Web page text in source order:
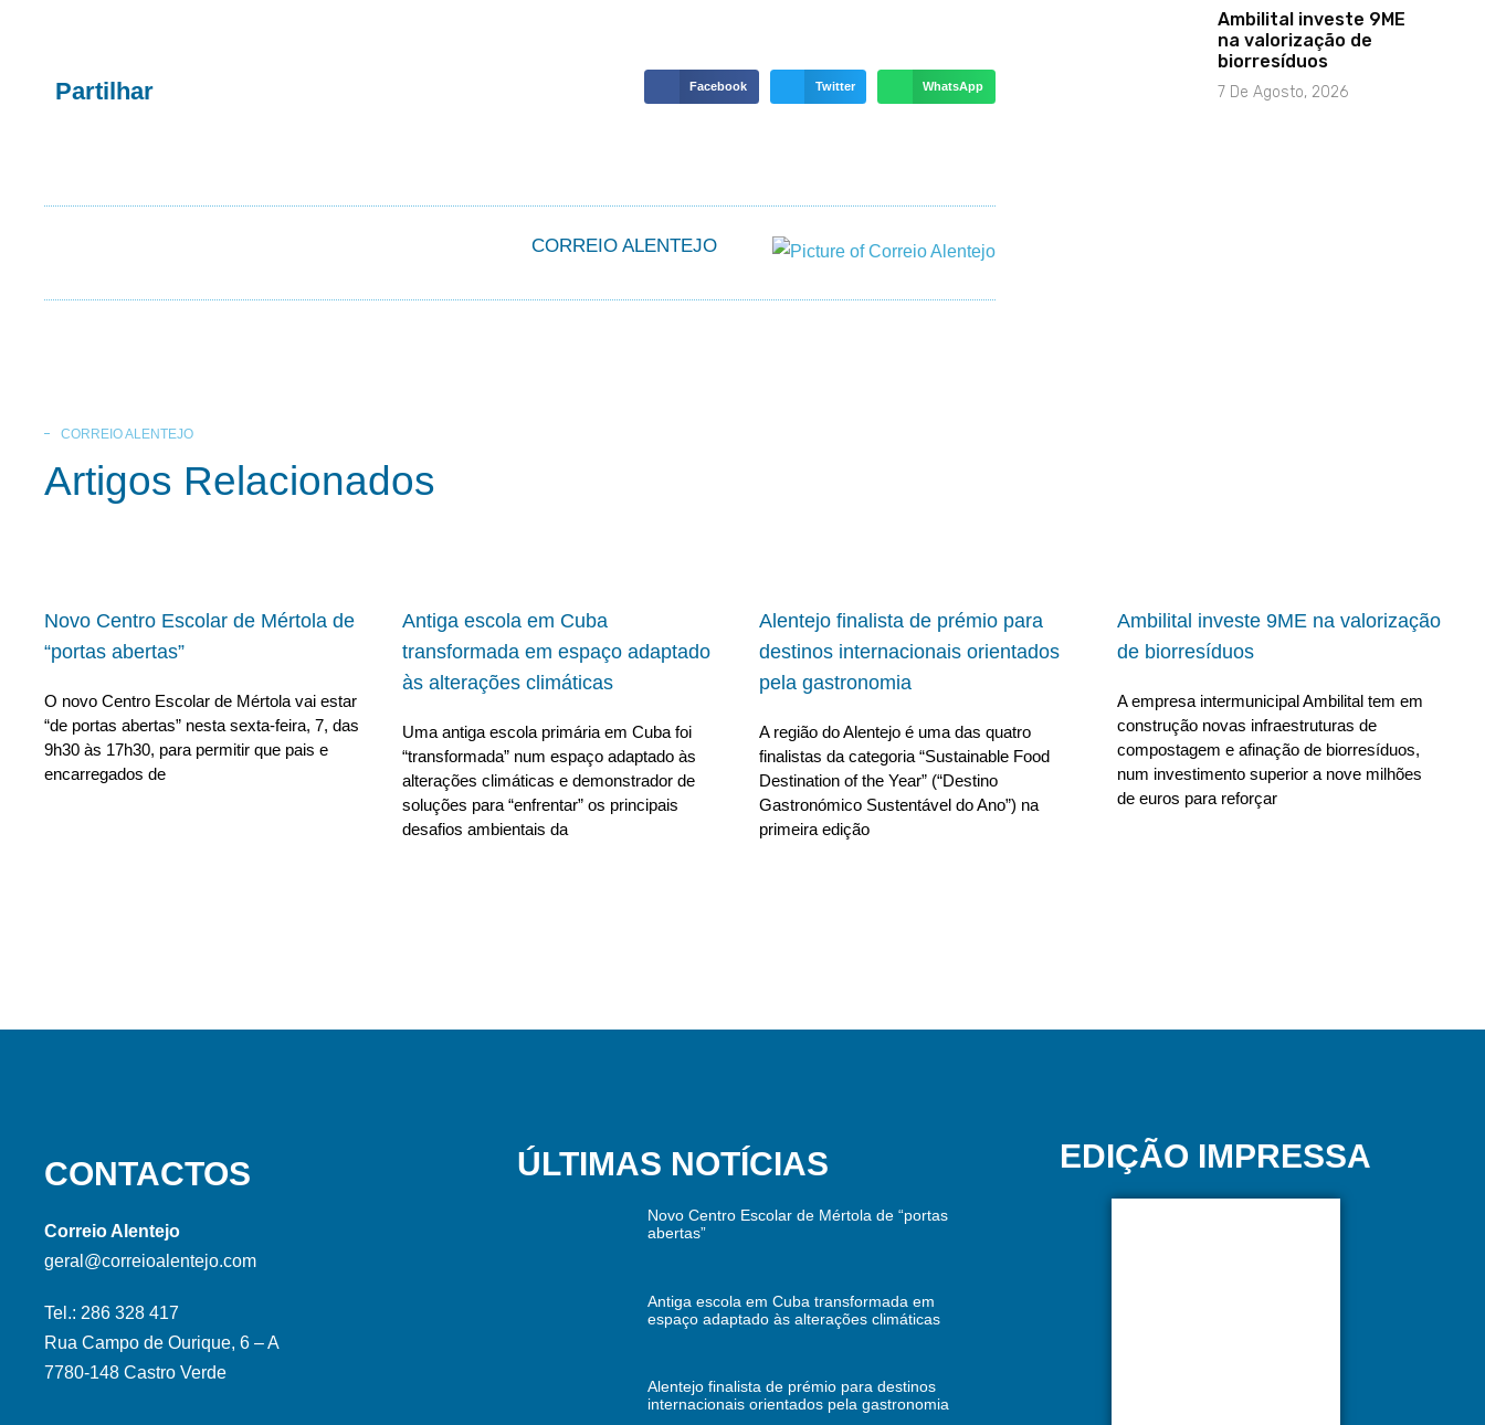
Partilhar Facebook Twitter WhatsApp
CORREIO ALENTEJO
Ambilital investe 9ME
na valorização de
biorresíduos
7 De Agosto, 2026
CORREIO ALENTEJO
Artigos Relacionados
Novo Centro Escolar de Mértola de
“portas abertas”
O novo Centro Escolar de Mértola vai estar
“de portas abertas” nesta sexta-feira, 7, das
9h30 às 17h30, para permitir que pais e
encarregados de
Antiga escola em Cuba
transformada em espaço adaptado
às alterações climáticas
Uma antiga escola primária em Cuba foi
“transformada” num espaço adaptado às
alterações climáticas e demonstrador de
soluções para “enfrentar” os principais
desafios ambientais da
Alentejo finalista de prémio para
destinos internacionais orientados
pela gastronomia
A região do Alentejo é uma das quatro
finalistas da categoria “Sustainable Food
Destination of the Year” (“Destino
Gastronómico Sustentável do Ano”) na
primeira edição
Ambilital investe 9ME na valorização
de biorresíduos
A empresa intermunicipal Ambilital tem em
construção novas infraestruturas de
compostagem e afinação de biorresíduos,
num investimento superior a nove milhões
de euros para reforçar
CONTACTOS
Correio Alentejo
geral@correioalentejo.com
Tel.: 286 328 417
Rua Campo de Ourique, 6 – A
7780-148 Castro Verde
ÚLTIMAS NOTÍCIAS
Novo Centro Escolar de Mértola de “portas
abertas”
Antiga escola em Cuba transformada em
espaço adaptado às alterações climáticas
Alentejo finalista de prémio para destinos
internacionais orientados pela gastronomia
EDIÇÃO IMPRESSA